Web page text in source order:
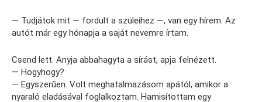
— Tudjátok mit — fordult a szüleihez —, van egy hírem. Az
autót már egy hónapja a saját nevemre írtam.
Csend lett. Anyja abbahagyta a sírást, apja felnézett.
— Hogyhogy?
— Egyszerűen. Volt meghatalmazásom apától, amikor a
nyaraló eladásával foglalkoztam. Hamisítottam egy